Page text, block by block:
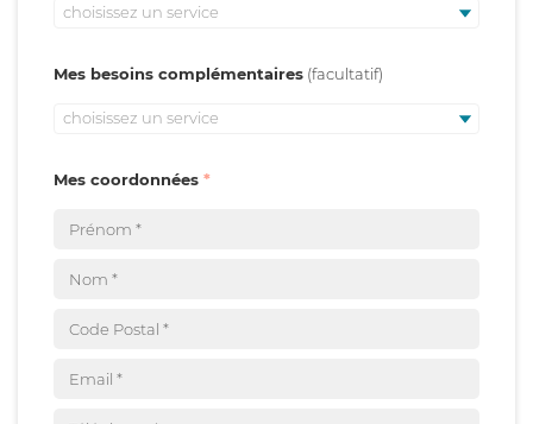
choisissez un service
Mes besoins complémentaires
choisissez un service
Mes coordonnées